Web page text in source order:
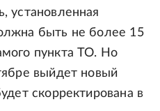
установленная
быть не более 15
пункта ТО. Но
выйдет новый
скорректирована в